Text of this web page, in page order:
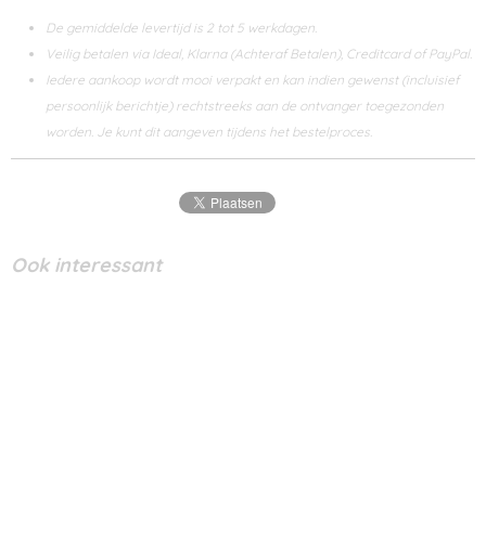
De gemiddelde levertijd is 2 tot 5 werkdagen.
Veilig betalen via Ideal, Klarna (Achteraf Betalen), Creditcard of PayPal.
Iedere aankoop wordt mooi verpakt en kan indien gewenst (incluisief
persoonlijk berichtje) rechtstreeks aan de ontvanger toegezonden
worden. Je kunt dit aangeven tijdens het bestelproces.
Ook interessant